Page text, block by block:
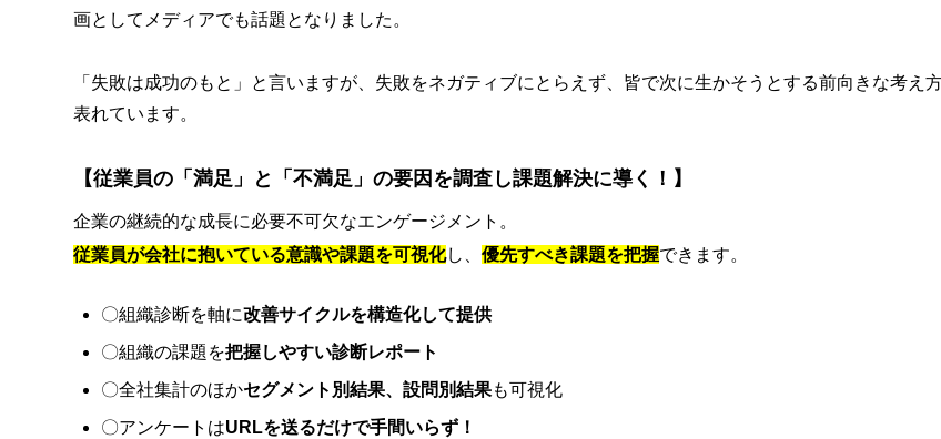
画としてメディアでも話題となりました。
「失敗は成功のもと」と言いますが、失敗をネガティブにとらえず、皆で次に生かそうとする前向きな考え
表れています。
【従業員の「満足」と「不満足」の要因を調査し課題解決に導く！】
企業の継続的な成長に必要不可欠なエンゲージメント。
従業員が会社に抱いている意識や課題を可視化し、 優先すべき課題を把握できます。
〇組織診断を軸に改善サイクルを構造化して提供
〇組織の課題を把握しやすい診断レポート
〇全社集計のほかセグメント別結果、設問別結果も可視化
〇アンケートはURLを送るだけで手間いらず！